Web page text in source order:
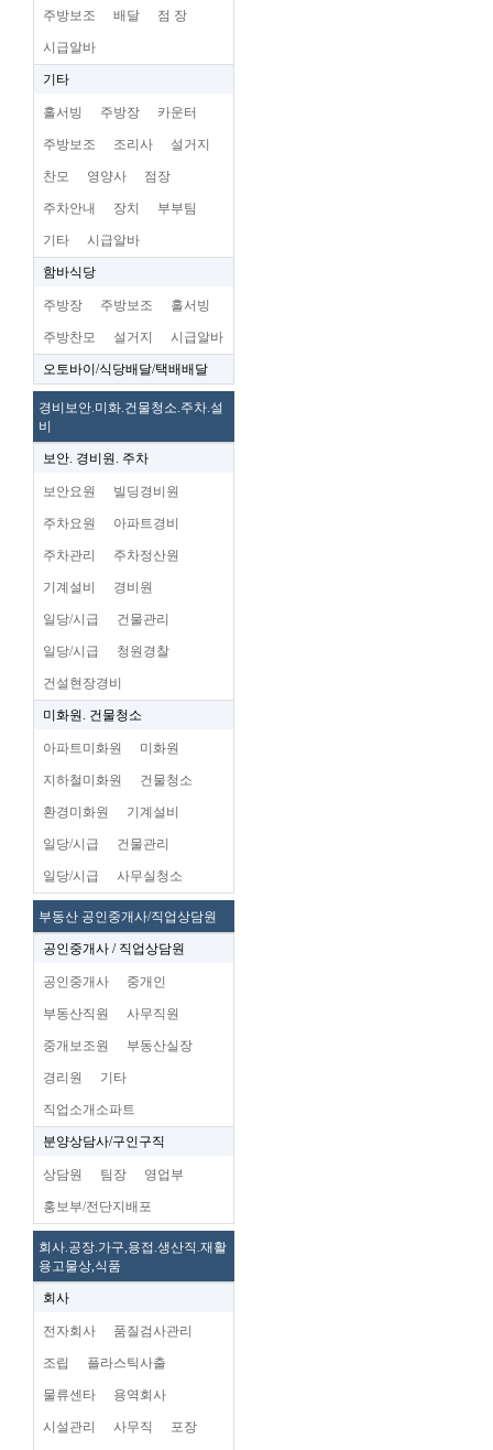
주방보조 배달 점 장
시급알바
기타
홀서빙 주방장 카운터
주방보조 조리사 설거지
찬모 영양사 점장
주차안내 장치 부부팀
기타 시급알바
함바식당
주방장 주방보조 홀서빙
주방찬모 설거지 시급알바
오토바이/식당배달/택배배달
경비보안.미화.건물청소.주차.설
비
보안. 경비원. 주차
보안요원 빌딩경비원
주차요원 아파트경비
주차관리 주차정산원
기계설비 경비원
일당/시급 건물관리
일당/시급 청원경찰
건설현장경비
미화원. 건물청소
아파트미화원 미화원
지하철미화원 건물청소
환경미화원 기계설비
일당/시급 건물관리
일당/시급 사무실청소
부동산 공인중개사/직업상담원
공인중개사 / 직업상담원
공인중개사 중개인
부동산직원 사무직원
중개보조원 부동산실장
경리원 기타
직업소개소파트
분양상담사/구인구직
상담원 팀장 영업부
홍보부/전단지배포
회사.공장.가구,용접.생산직.재활
용고물상,식품
회사
전자회사 품질검사관리
조립 플라스틱사출
물류센타 용역회사
시설관리 사무직 포장